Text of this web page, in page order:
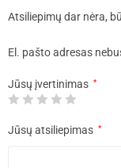
Atsiliepimų dar nėra,
El. pašto adresas
Jūsų įvertinimas *
Jūsų atsiliepimas *